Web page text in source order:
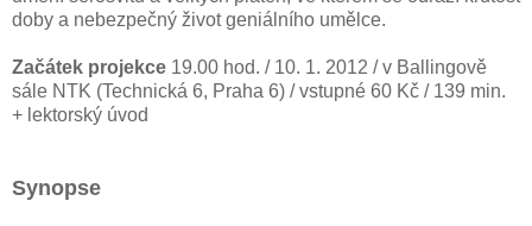
doby a nebezpečný život geniálního umělce.
Začátek projekce 19.00 hod. / 10. 1. 2012 / v Ballingově
sále NTK (Technická 6, Praha 6) / vstupné 60 Kč / 139 min.
+ lektorský úvod
Synopse